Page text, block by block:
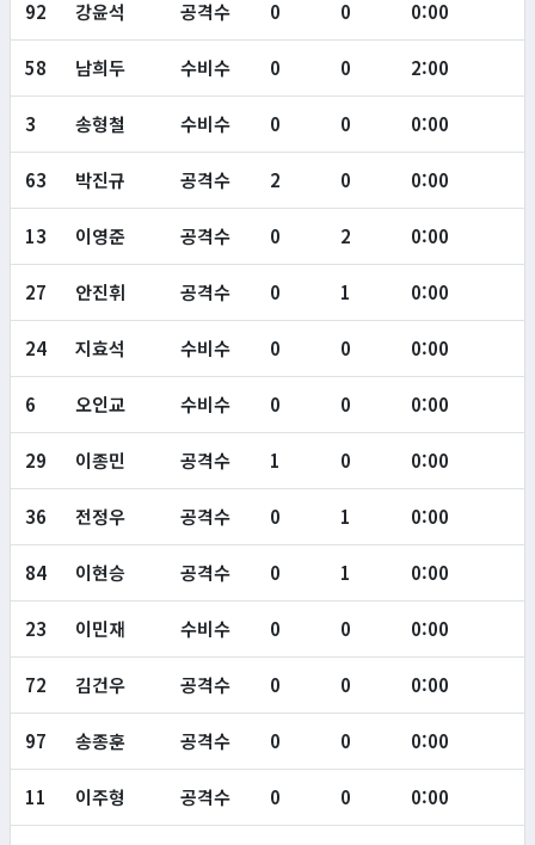
92 강윤석 공격수 0 0 0:00
58 남희두 수비수 0 0 2:00
3 송형철 수비수 0 0 0:00
63 박진규 공격수 2 0 0:00
13 이영준 공격수 0 2 0:00
27 안진휘 공격수 0 1 0:00
24 지효석 수비수 0 0 0:00
6 오인교 수비수 0 0 0:00
29 이종민 공격수 1 0 0:00
36 전정우 공격수 0 1 0:00
84 이현승 공격수 0 1 0:00
23 이민재 수비수 0 0 0:00
72 김건우 공격수 0 0 0:00
97 송종훈 공격수 0 0 0:00
11 이주형 공격수 0 0 0:00